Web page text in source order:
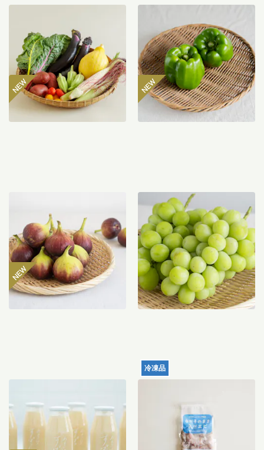
2,980円
マン 300g
485円〜
ームのいちじく 12個入り
（特栽相当）
送料込 3,850円
【産地直送】やまなし笛吹
のシャインマスカット
1.2kg（特栽相当）
送料込 6,580円
甘酒すぱっしゅ
送料込 3,560
冷凍品
クス）120g